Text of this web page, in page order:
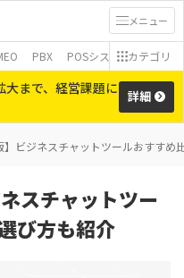
メニュー
PBX POSシステム モバイ
カテゴリ
まで、経営課題に
詳細
】ビジネスチャットツールおすすめ
スチャットツー
び方も紹介